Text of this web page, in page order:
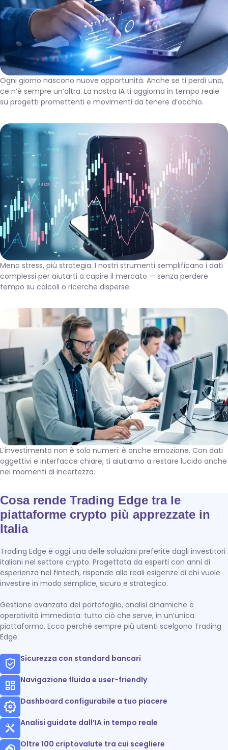
Ogni giorno nascono nuove opportunità. Anche se ti perdi una,
ce n’è sempre un’altra. La nostra IA ti aggiorna in tempo reale
su progetti promettenti e movimenti da tenere d’occhio.
Meno stress, più strategia. I nostri strumenti semplificano i dati
complessi per aiutarti a capire il mercato — senza perdere
tempo su calcoli o ricerche disperse.
L’investimento non è solo numeri: è anche emozione. Con dati
oggettivi e interfacce chiare, ti aiutiamo a restare lucido anche
nei momenti di incertezza.
Cosa rende Trading Edge tra le
piattaforme crypto più apprezzate in
Italia
Trading Edge è oggi una delle soluzioni preferite dagli investitori
italiani nel settore crypto. Progettata da esperti con anni di
esperienza nel fintech, risponde alle reali esigenze di chi vuole
investire in modo semplice, sicuro e strategico.
Gestione avanzata del portafoglio, analisi dinamiche e
operatività immediata: tutto ciò che serve, in un’unica
piattaforma. Ecco perché sempre più utenti scelgono Trading
Edge:
Sicurezza con standard bancari
Navigazione fluida e user-friendly
Dashboard configurabile a tuo piacere
Analisi guidate dall’IA in tempo reale
Oltre 100 criptovalute tra cui scegliere